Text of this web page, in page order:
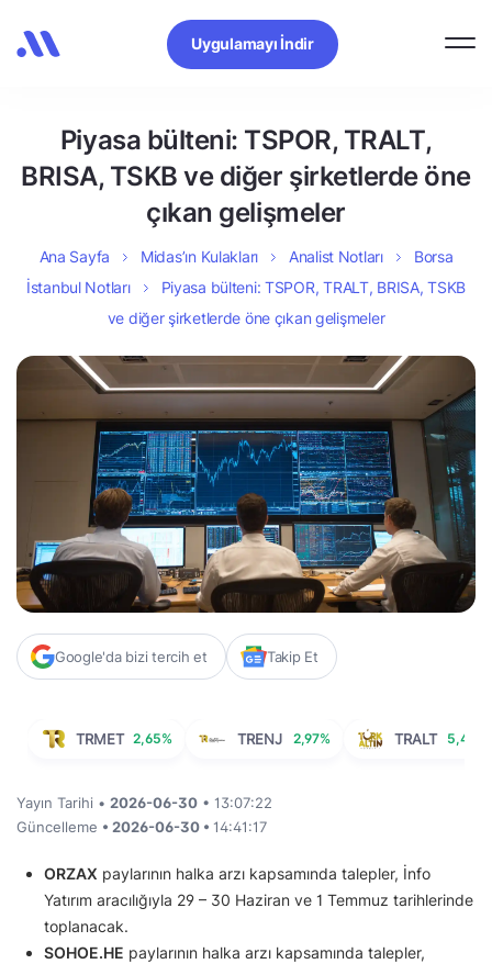
Uygulamayı İndir
Piyasa bülteni: TSPOR, TRALT,
BRISA, TSKB ve diğer şirketlerde öne
çıkan gelişmeler
Ana Sayfa Midas’ın Kulakları Analist Notları
Borsa
İstanbul Notları
Piyasa bülteni: TSPOR, TRALT, BRISA, TSKB
ve diğer şirketlerde öne çıkan gelişmeler
Google'da bizi tercih et Takip Et
TRMET 2,65% TRENJ 2,97% TRALT 5,48%
Yayın Tarihi • 2026-06-30 • 13:07:22
Güncelleme • 2026-06-30 • 14:41:17
ORZAX paylarının halka arzı kapsamında talepler, İnfo
Yatırım aracılığıyla 29 – 30 Haziran ve 1 Temmuz tarihlerinde
toplanacak.
SOHOE.HE paylarının halka arzı kapsamında talepler,